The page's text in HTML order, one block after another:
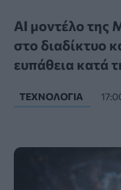
AI μοντέλο της
στο διαδίκτυο
ευπάθεια κατά
ΤΕΧΝΟΛΟΓΊΑ